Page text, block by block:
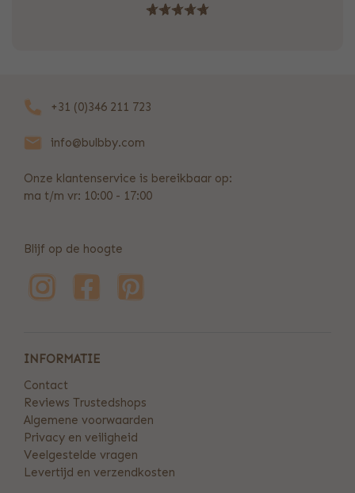
+31 (0)346 211 723
info@bulbby.com
Onze klantenservice is bereikbaar op:
ma t/m vr: 10:00 - 17:00
Blijf op de hoogte
INFORMATIE
Contact
Reviews Trustedshops
Algemene voorwaarden
Privacy en veiligheid
Veelgestelde vragen
Levertijd en verzendkosten